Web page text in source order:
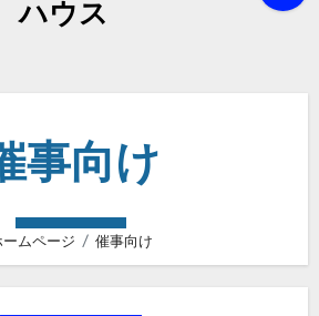
ハウス
事向け
ームページ 催事向け